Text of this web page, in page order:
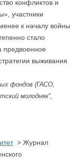
конфликтов и
участники
к началу войны
стало
предвоенное
выживания
фондов (ГАСО,
молодняк”,
> Журнал